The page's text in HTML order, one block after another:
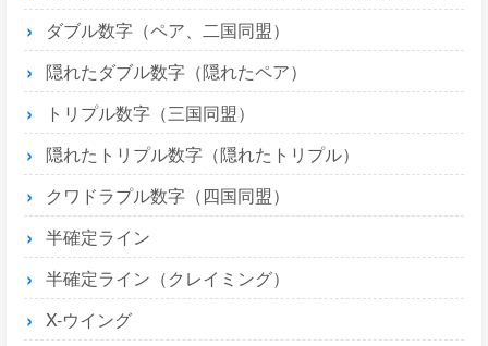
ダブル数字（ペア、二国同盟）
隠れたダブル数字（隠れたペア）
トリプル数字（三国同盟）
隠れたトリプル数字（隠れたトリプル）
クワドラプル数字（四国同盟）
半確定ライン
半確定ライン（クレイミング）
X-ウイング